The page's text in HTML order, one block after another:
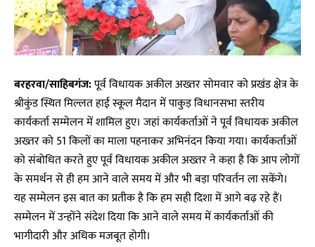
बरहरवा/साहिबगंज:पूर्व विधायक अकील अख्तर सोमवार को प्रखंड क्षेत्र के
श्रीकुंड स्थित मिल्लत हाई स्कूल मैदान में पाकुड़ विधानसभा स्तरीय
कार्यकर्ता सम्मेलन में शामिल हुए। जहां कार्यकर्ताओं ने पूर्व विधायक अकील
अख्तर को 51 किलों का माला पहनाकर अभिनंदन किया गया। कार्यकर्ताओं
को संबोधित करते हुए पूर्व विधायक अकील अख्तर ने कहा है कि आप लोगों
के समर्थन से ही हम आने वाले समय में और भी बड़ा परिवर्तन ला सकेंगे।
यह सम्मेलन इस बात का प्रतीक है कि हम सही दिशा में आगे बढ़ रहे हैं।
सम्मेलन में उन्होंने संदेश दिया कि आने वाले समय में कार्यकर्ताओं की
भागीदारी और अधिक मजबूत होगी।